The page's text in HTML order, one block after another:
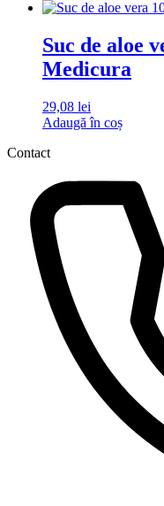
Suc de aloe
Medicura
29,08 lei
Adaugă în coș
Contact